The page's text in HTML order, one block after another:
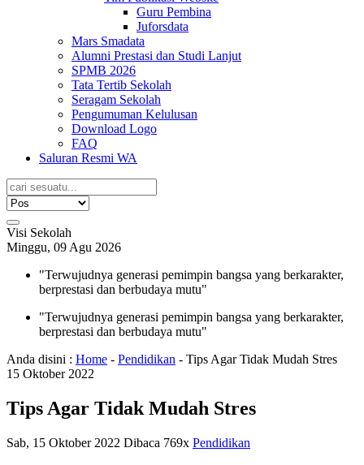
Guru Pembina
Juforsdata
Mars Smadata
Alumni Prestasi dan Studi Lanjut
SPMB 2026
Tata Tertib Sekolah
Seragam Sekolah
Pengumuman Kelulusan
Download Logo
FAQ
Saluran Resmi WA
Visi Sekolah
Minggu, 09 Agu 2026
"Terwujudnya generasi pemimpin bangsa yang berkarakter,
berprestasi dan berbudaya mutu"
"Terwujudnya generasi pemimpin bangsa yang berkarakter,
berprestasi dan berbudaya mutu"
Anda disini : Home - Pendidikan - Tips Agar Tidak Mudah Stres
15 Oktober 2022
Tips Agar Tidak Mudah Stres
Sab, 15 Oktober 2022 Dibaca 769x Pendidikan